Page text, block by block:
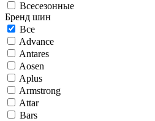
Всесезонные
Бренд шин
Все
Advance
Antares
Aosen
Aplus
Armstrong
Attar
Bars